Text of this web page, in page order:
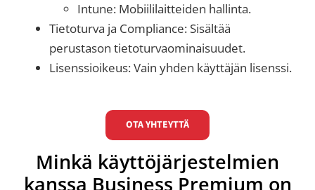
Intune: Mobiililaitteiden hallinta.
Tietoturva ja Compliance: Sisältää
perustason tietoturvaominaisuudet.
Lisenssioikeus: Vain yhden käyttäjän lisenssi.
OTA YHTEYTTÄ
Minkä käyttöjärjestelmien
kanssa Business Premium on